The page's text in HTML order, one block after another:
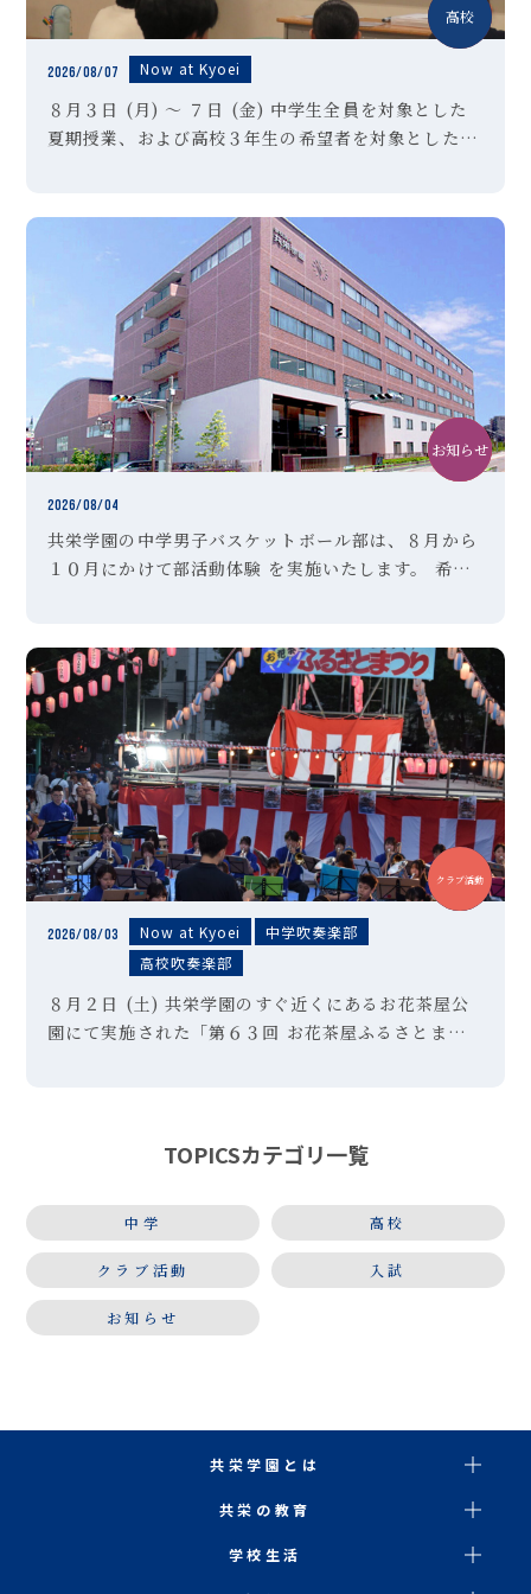
2026/08/07 Now at Kyoei
中学
高校
８月３日 (月) ～ ７日 (金) 中学生全員を対象とした
夏期授業、および高校３年生の希望者を対象とした夏
に負けずに懸命に授 […]
2026/08/04
中学
クラブ活動
お知らせ
共栄学園の中学男子バスケットボール部は、８月から
１０月にかけて部活動体験 を実施いたします。 希望
ください。
2026/08/03 Now at Kyoei
中学吹奏楽部
高校吹奏楽部
中学
高校
クラブ活動
８月２日 (土) 共栄学園のすぐ近くにあるお花茶屋公
園にて実施された「第６３回 お花茶屋ふるさとまつ
TOPICSカテゴリ一覧
中学 高校
クラブ活動 入試
お知らせ
共栄学園とは
共栄の教育
学校生活